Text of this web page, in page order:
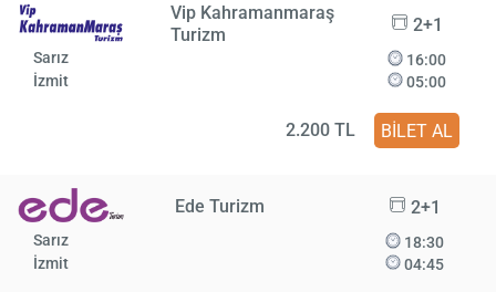
Vip Kahramanmaraş
Turizm
2+1
Sarız
İzmit
16:00
05:00
2.200 TL BİLET AL
Ede Turizm 2+1
Sarız
İzmit
18:30
04:45